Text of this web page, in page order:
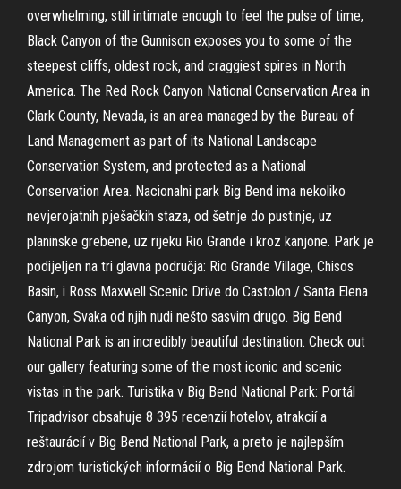
overwhelming, still intimate enough to feel the pulse of time,
Black Canyon of the Gunnison exposes you to some of the
steepest cliffs, oldest rock, and craggiest spires in North
America. The Red Rock Canyon National Conservation Area in
Clark County, Nevada, is an area managed by the Bureau of
Land Management as part of its National Landscape
Conservation System, and protected as a National
Conservation Area. Nacionalni park Big Bend ima nekoliko
nevjerojatnih pješačkih staza, od šetnje do pustinje, uz
planinske grebene, uz rijeku Rio Grande i kroz kanjone. Park je
podijeljen na tri glavna područja: Rio Grande Village, Chisos
Basin, i Ross Maxwell Scenic Drive do Castolon / Santa Elena
Canyon, Svaka od njih nudi nešto sasvim drugo. Big Bend
National Park is an incredibly beautiful destination. Check out
our gallery featuring some of the most iconic and scenic
vistas in the park. Turistika v Big Bend National Park: Portál
Tripadvisor obsahuje 8 395 recenzií hotelov, atrakcií a
reštaurácií v Big Bend National Park, a preto je najlepším
zdrojom turistických informácií o Big Bend National Park.